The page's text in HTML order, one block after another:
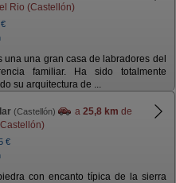
Rio (Castellón)
una una gran casa de labradores del
familiar. Ha sido totalmente
su arquitectura de ...
(Castellón) a 25,8 km de
€
con encanto típica de la sierra